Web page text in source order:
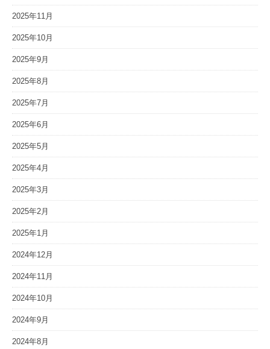
2025年11月
2025年10月
2025年9月
2025年8月
2025年7月
2025年6月
2025年5月
2025年4月
2025年3月
2025年2月
2025年1月
2024年12月
2024年11月
2024年10月
2024年9月
2024年8月